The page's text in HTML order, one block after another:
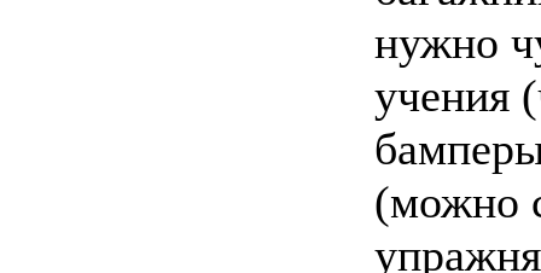
нужно
учения
(можно